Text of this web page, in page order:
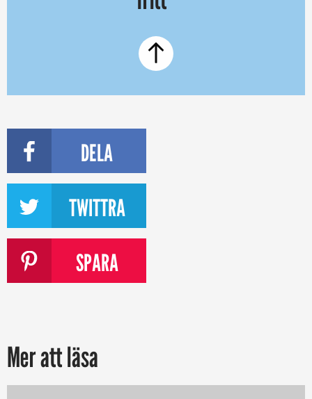
DELA
TWITTRA
SPARA
Mer att läsa